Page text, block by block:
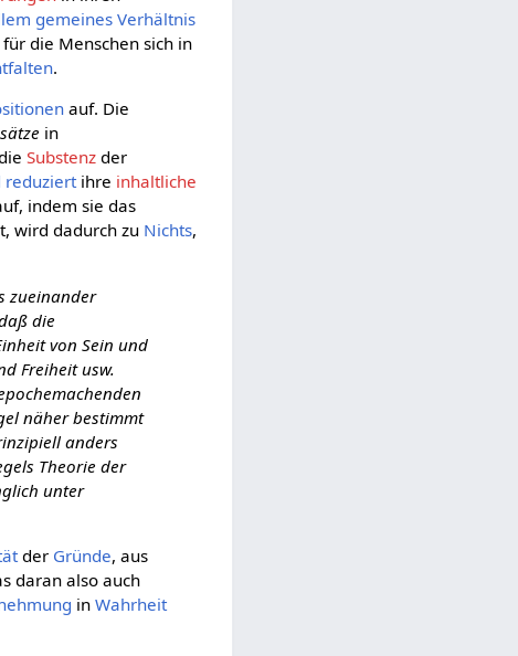
gemeines Verhältnis
für die Menschen sich in
.
auf. Die
in
Substenz der
reduziertihre inhaltliche
indem sie das
wird dadurch zu Nichts,
zueinander
die
von Sein und
Freiheit usw.
näher bestimmt
anders
Theorie der
unter
der Gründe, aus
daran also auch
inWahrheit